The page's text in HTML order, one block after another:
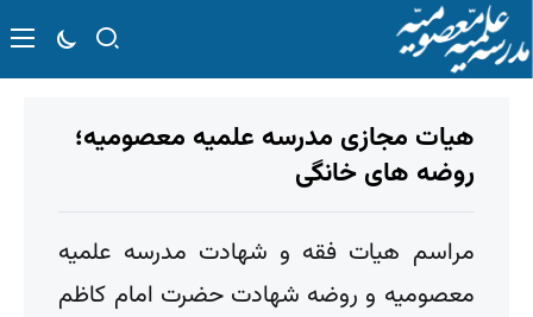
هیات مجازی مدرسه علمیه معصومیه؛
روضه های خانگی
مراسم هیات فقه و شهادت مدرسه علمیه
معصومیه و روضه شهادت حضرت امام کاظم